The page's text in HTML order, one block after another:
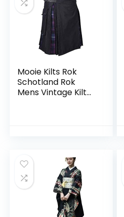
Mooie Kilts Rok
Schotland Rok
Mens Vintage Kilt